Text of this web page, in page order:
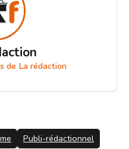
de La rédaction
Publi-rédactionnel